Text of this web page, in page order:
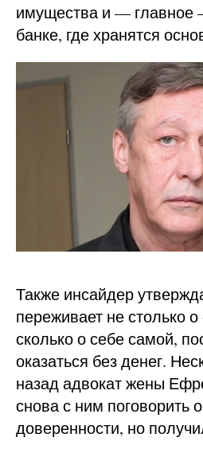
имущества и — главное
банке, где хранятся
Также инсайдер
переживает не столько
сколько о себе самой,
оказаться без денег.
назад адвокат жены
снова с ним поговорить
доверенности, но